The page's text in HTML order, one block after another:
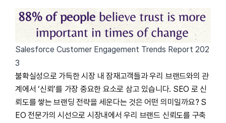
Salesforce Customer Engagement Trends Report 202
3
불확실성으로 가득한 시장 내 잠재고객들과 우리 브랜드와의 관
계에서 ‘신뢰’를 가장 중요한 요소로 삼고 있습니다. SEO 로 신
뢰도를 쌓는 브랜딩 전략을 세운다는 것은 어떤 의미일까요? S
EO 전문가의 시선으로 시장내에서 우리 브랜드 신뢰도를 구축